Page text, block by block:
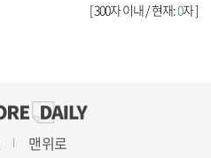
[ 300자 이내 / 현재:0자 ]
맨위로